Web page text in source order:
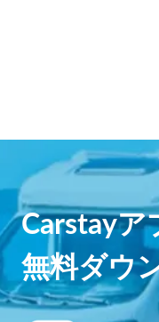
Carstayア
無料ダウ